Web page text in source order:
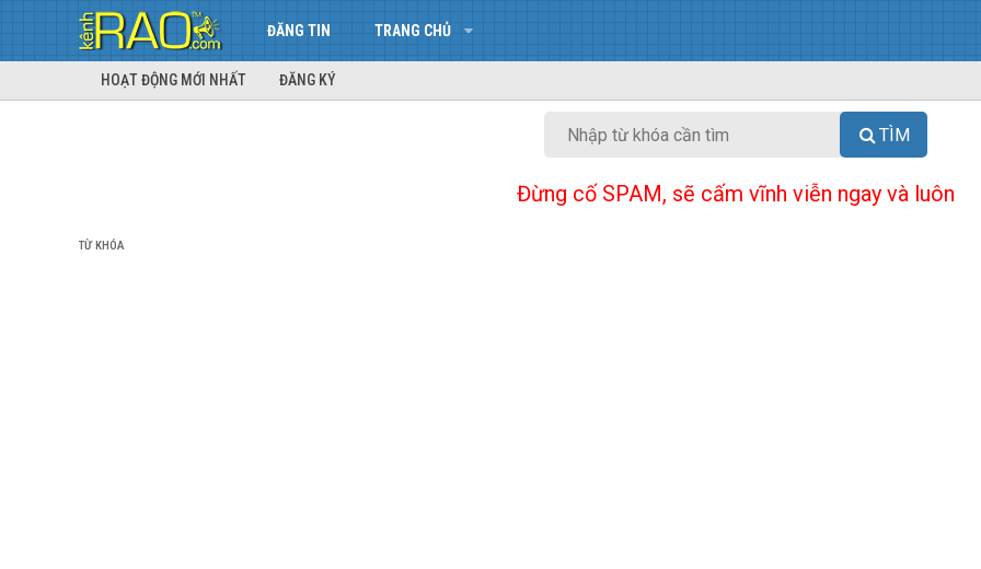
ĐĂNG TIN TRANG CHỦ
HOẠT ĐỘNG MỚI NHẤT ĐĂNG KÝ
TÌM
Đừng cố SPAM, sẽ cấm vĩnh viễn ngay và luôn
TỪ KHÓA